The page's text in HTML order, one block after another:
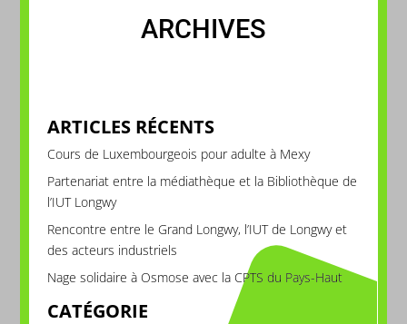
ARCHIVES
ARTICLES RÉCENTS
Cours de Luxembourgeois pour adulte à Mexy
Partenariat entre la médiathèque et la Bibliothèque de
l’IUT Longwy
Rencontre entre le Grand Longwy, l’IUT de Longwy et
des acteurs industriels
Nage solidaire à Osmose avec la CPTS du Pays-Haut
CATÉGORIE